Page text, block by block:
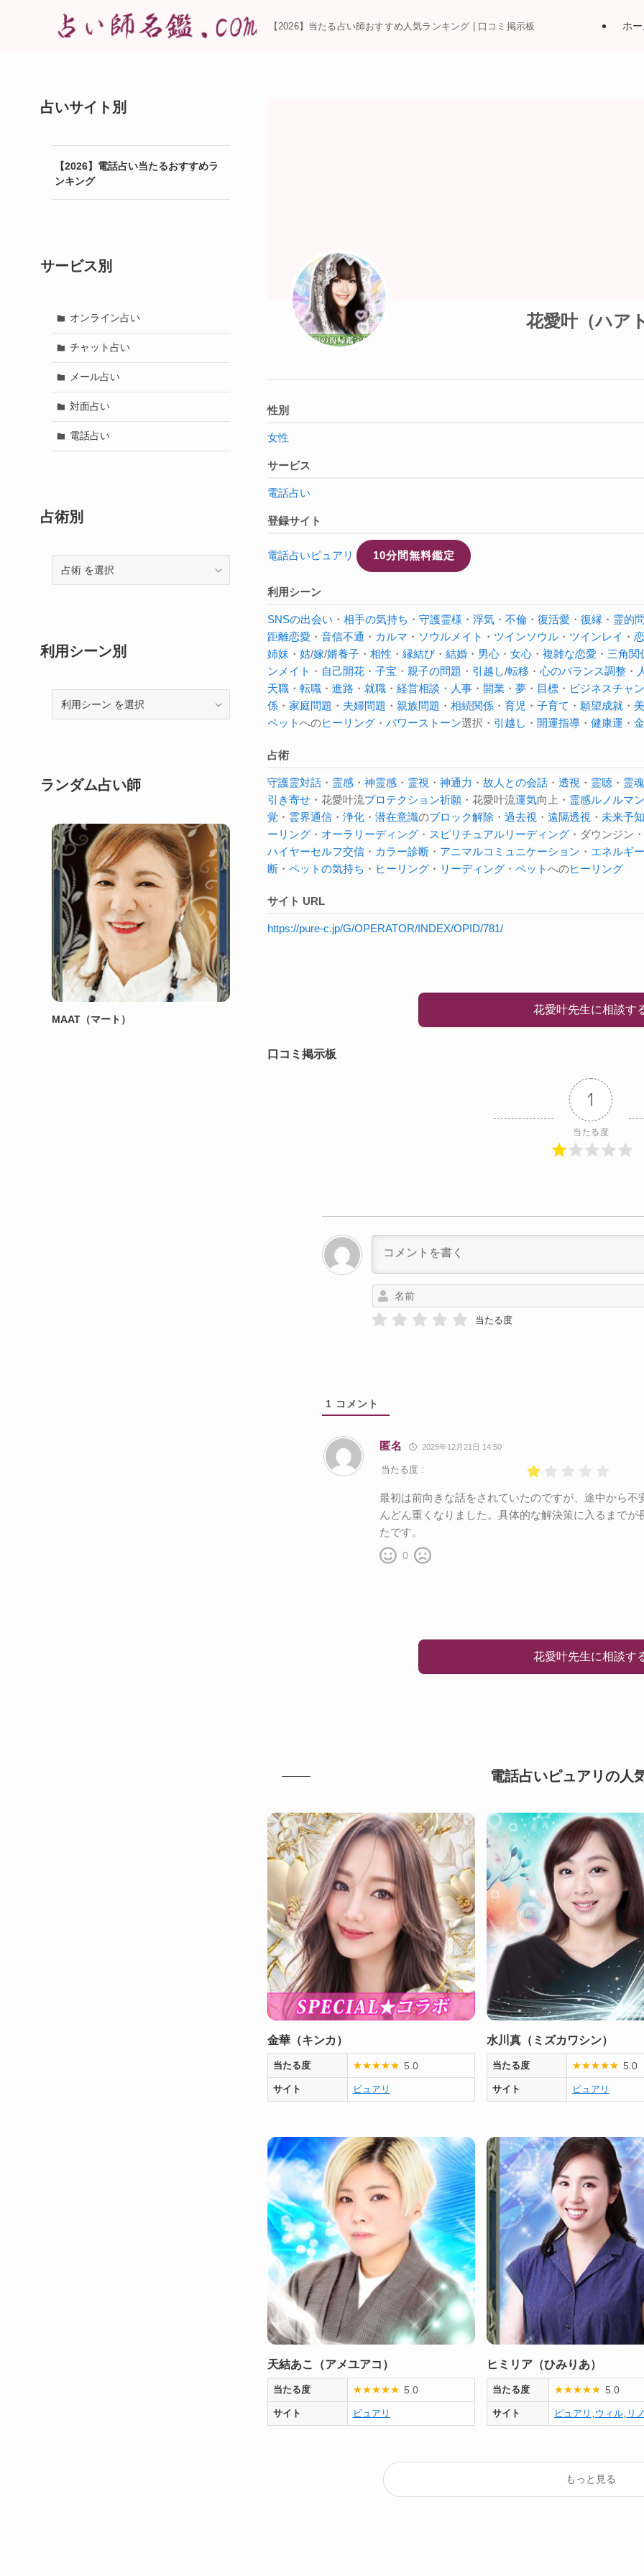
【2026】当たる占い師おすすめ人気ランキング | 口コミ掲示板 ホ
花愛叶（ハア
性別
女性
サービス
電話占い
登録サイト
電話占いピュアリ 10分間無料鑑定
利用シーン
SNSの出会い ・ 相手の気持ち ・ 守護霊様 ・ 浮気 ・ 不倫 ・ 復活愛 ・ 復縁 ・ 霊的
距離恋愛 ・ 音信不通 ・ カルマ ・ ソウルメイト ・ ツインソウル ・ ツインレイ ・
姉妹 ・ 姑/嫁/婿養子 ・ 相性 ・ 縁結び・ 結婚 ・ 男心 ・ 女心 ・ 複雑な恋愛 ・ 三角関
ンメイト ・ 自己開花 ・ 子宝 ・ 親子の問題 ・ 引越し/転移 ・ 心のバランス調整 ・
天職 ・ 転職 ・ 進路 ・ 就職 ・ 経営相談 ・ 人事 ・ 開業 ・ 夢 ・ 目標 ・ ビジネスチャ
係 ・ 家庭問題 ・ 夫婦問題 ・ 親族問題 ・ 相続関係 ・ 育児 ・ 子育て ・ 願望成就 ・
ペットへのヒーリング ・ パワーストーン選択・ 引越し ・ 開運指導 ・ 健康運 ・
占術
守護霊対話 ・ 霊感 ・ 神霊感 ・ 霊視 ・ 神通力 ・ 故人との会話 ・ 透視 ・ 霊聴 ・ 霊魂
引き寄せ ・花愛叶流プロテクション祈願 ・花愛叶流運気向上・ 霊感ルノルマン
覚 ・ 霊界通信 ・ 浄化 ・ 潜在意識のブロック解除 ・ 過去視 ・ 遠隔透視 ・ 未来予知
ーリング ・ オーラ リーディング ・ スピリチュアルリーディング ・ダウンジン・
ハイヤーセルフ交信 ・ カラー診断 ・ アニマルコミュニケーション ・ エネルギ
断 ・ ペットの気持ち ・ ヒーリング ・ リーディング ・ ペットへのヒーリング
サイト URL
https://pure-c.jp/G/OPERATOR/INDEX/OPID/781/
花愛叶先生に相談す
口コミ掲示板
1
当たる度
当たる度
1 コメント
匿名 2025年12月21日 14:50
当たる度 :
最初は前向きな話をされていたのですが、途中から
んどん重くなりました。具体的な解決策に入るまで
たです。
0
花愛叶先生に相談す
電話占いピュアリの人
金華（キンカ）
当たる度 ★★★★★ 5.0
サイト ピュアリ
水川真（ミズカワシン）
当たる度 ★★★★★ 5.0
サイト ピュアリ
天結あこ（アメユアコ）
当たる度 ★★★★★ 5.0
サイト ピュアリ
ヒミリア（ひみりあ）
当たる度 ★★★★★ 5.0
サイト ピュアリ ,ウィル, リ
もっと見る
占いサイト別
【2026】電話占い当たるおすすめラ
ンキング
サービス別
オンライン占い
チャット占い
メール占い
対面占い
電話占い
占術別
術
利用シーン別
ランダム占い師
MAAT（マート）